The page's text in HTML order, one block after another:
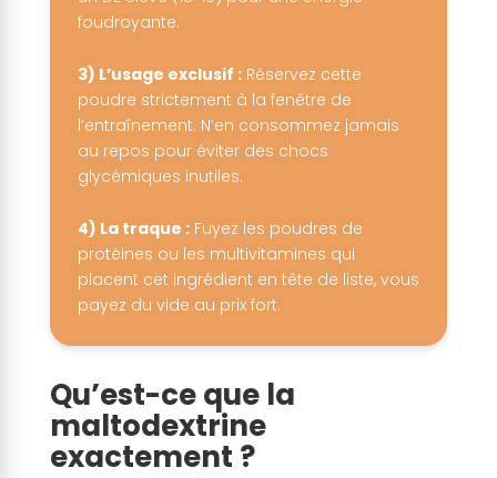
foudroyante.
3) L’usage exclusif :Réservez cette
poudre strictement à la fenêtre de
l’entraînement. N’en consommez jamais
au repos pour éviter des chocs
glycémiques inutiles.
4) La traque :Fuyez les poudres de
protéines ou les multivitamines qui
placent cet ingrédient en tête de liste, vous
payez du vide au prix fort.
Qu’est-ce que la
maltodextrine
exactement ?